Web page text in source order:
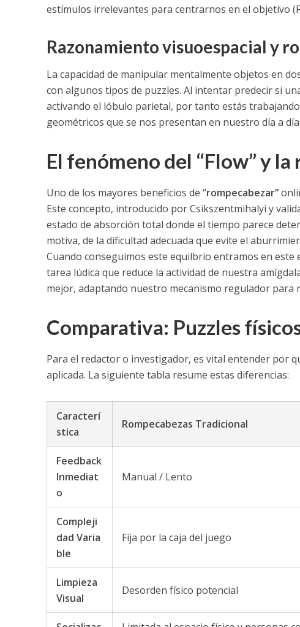
estímulos irrelevantes para centrarnos en el objetivo
Razonamiento visuoespacial y
La capacidad de manipular mentalmente objetos en
con algunos tipos de puzzles. Al intentar predecir si
activando el lóbulo parietal, por tanto estás
geométricos que se nos presentan en nuestro día a día.
El fenómeno del “Flow” y
Uno de los mayores beneficios de “rompecabezar”
Este concepto, introducido por Csikszentmihalyi y
estado de absorción total donde el tiempo parece
motiva, de la dificultad adecuada que evite el
Cuando conseguimos este equilbrio entramos en
tarea lúdica que reduce la actividad de nuestra
mejor, adaptando nuestro mecanismo regulador
Comparativa: Puzzles
Para el redactor o investigador, es vital entender por
aplicada. La siguiente tabla resume estas diferencias:
Caracterí
stica
Rompecabezas Tradicional
Feedback
Inmediat
o
Manual / Lento
Compleji
dad Varia
ble
Fija por la caja del juego
Limpieza
Visual
Desorden físico potencial